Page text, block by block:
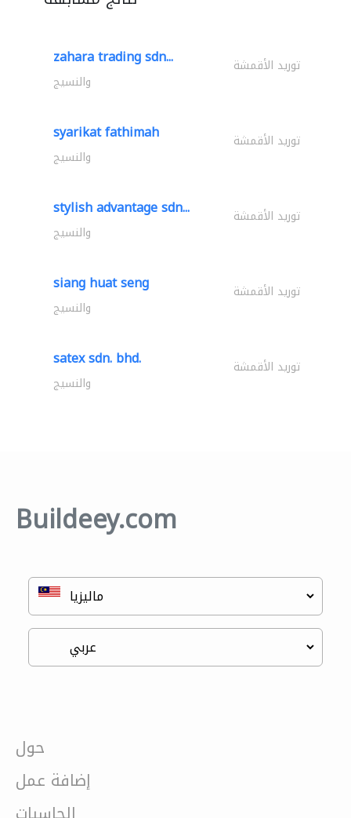
zahara trading sdn... توريد الأقمشة
والنسيج
syarikat fathimah توريد الأقمشة
والنسيج
stylish advantage sdn... توريد الأقمشة
والنسيج
siang huat seng توريد الأقمشة
والنسيج
satex sdn. bhd. توريد الأقمشة
والنسيج
Buildeey.com
حول
إضافة عمل